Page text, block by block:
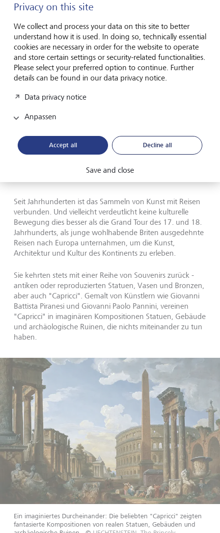
Im Jahr 1639 war er bei der Nachlassauktion des
flämischen Kaufmanns und Sammlers Lucas van Uffel von
einem Porträt Baldassare Castigliones von Raffael
beeindruckt. Das Gemälde wurde zu einem erstaunlich
hohen Preis verkauft - aber nicht bevor Rembrandt eine
Skizze davon angefertigt hatte. Später übernahm er die
Pose des Porträtierten für eines seiner Selbstporträts.
Skizze statt Gemälde: Wenn Rembrandt nicht kaufen konnte,
Kunst und Tourismus: Die Grand
Seit Jahrhunderten ist das Sammeln von Kunst mit Reisen
verbunden. Und vielleicht verdeutlicht keine kulturelle
Bewegung dies besser als die Grand Tour des 17. und 18.
Jahrhunderts, als junge wohlhabende Briten ausgedehnte
Reisen nach Europa unternahmen, um die Kunst,
Architektur und Kultur des Kontinents zu erleben.
Sie kehrten stets mit einer Reihe von Souvenirs zurück -
antiken oder reproduzierten Statuen, Vasen und Bronzen,
aber auch "Capricci". Gemalt von Künstlern wie Giovanni
Battista Piranesi und Giovanni Paolo Pannini, vereinen
"Capricci" in imaginären Kompositionen Statuen, Gebäude
und archäologische Ruinen, die nichts miteinander zu tun
haben.
Ein imaginiertes Durcheinander: Die beliebten "Capricci" zeigten
fantasierte Kompositionen von realen Statuen, Gebäuden und
Privacy on this site
We collect and process your data on this site to better
understand how it is used. In doing so, technically essential
cookies are necessary in order for the website to operate
and store certain settings or security-related functionalities.
Please select your preferred option to continue. Further
details can be found in our data privacy notice.
Data privacy notice
Anpassen
Accept all Decline all
Save and close